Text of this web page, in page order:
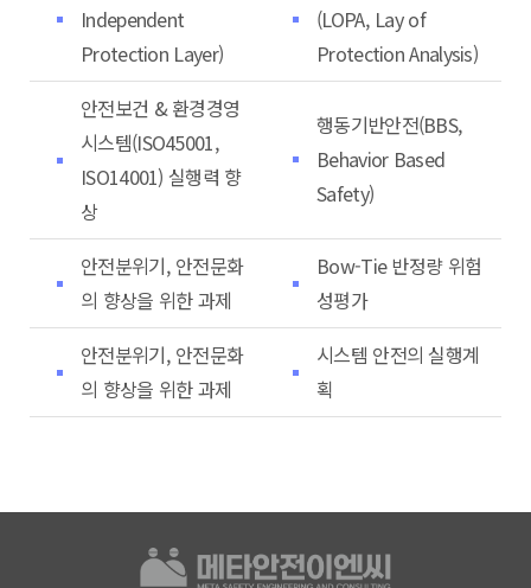
Independent
Protection Layer)
(LOPA, Lay of
Protection Analysis)
안전보건 & 환경경영
시스템(ISO45001,
ISO14001) 실행력 향
상
행동기반안전(BBS,
Behavior Based
Safety)
안전분위기, 안전문화
의 향상을 위한 과제
Bow-Tie 반정량 위험
성평가
안전분위기, 안전문화
의 향상을 위한 과제
시스템 안전의 실행계
획